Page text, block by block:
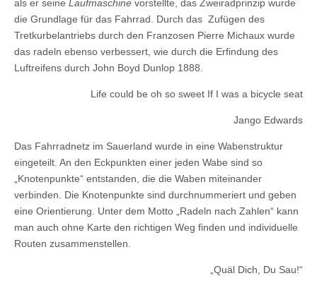
als er seine Laufmaschine vorstellte, das Zweiradprinzip wurde
die Grundlage für das Fahrrad. Durch das Zufügen des
Tretkurbelantriebs durch den Franzosen Pierre Michaux wurde
das radeln ebenso verbessert, wie durch die Erfindung des
Luftreifens durch John Boyd Dunlop 1888.
Life could be oh so sweet If I was a bicycle seat
Jango Edwards
Das Fahrradnetz im Sauerland wurde in eine Wabenstruktur
eingeteilt. An den Eckpunkten einer jeden Wabe sind so
„Knotenpunkte“ entstanden, die die Waben miteinander
verbinden. Die Knotenpunkte sind durchnummeriert und geben
eine Orientierung. Unter dem Motto „Radeln nach Zahlen“ kann
man auch ohne Karte den richtigen Weg finden und individuelle
Routen zusammenstellen.
„Quäl Dich, Du Sau!“